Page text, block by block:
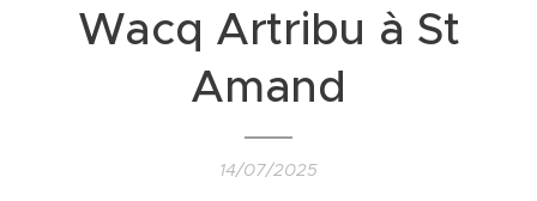
Wacq Artribu à St
Amand
14/07/2025